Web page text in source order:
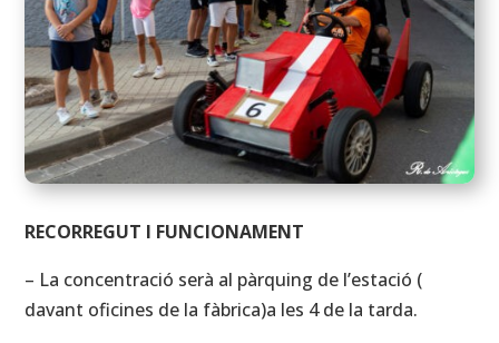
RECORREGUT I FUNCIONAMENT
– La concentració serà al pàrquing de l’estació (
davant oficines de la fàbrica)a les 4 de la tarda.